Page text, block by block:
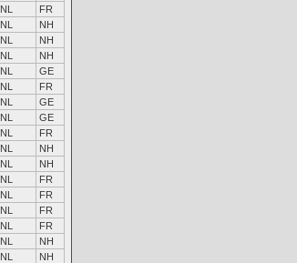
NL
FR
NL
NH
NL
NH
NL
NH
NL
GE
NL
FR
NL
GE
NL
GE
NL
FR
NL
NH
NL
NH
NL
FR
NL
FR
NL
FR
NL
FR
NL
NH
NL NH